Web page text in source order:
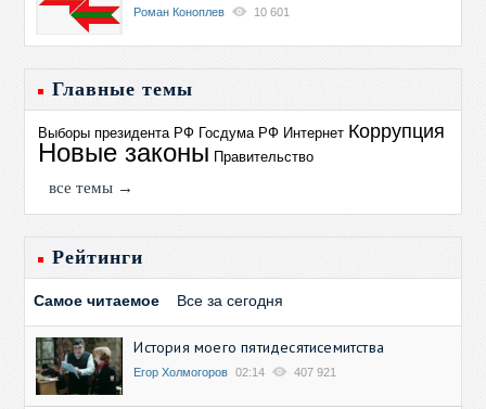
Роман Коноплев 10 601
Главные темы
Выборы президента РФ Госдума РФ Интернет Коррупция
Новые законы Правительство
все темы →
Рейтинги
Самое читаемое Все за сегодня
История моего пятидесятисемитства
Егор Холмогоров 02:14 407 921